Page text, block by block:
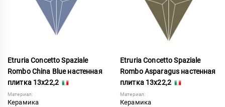
Etruria Concetto Spaziale
Rombo China Blue настенная
плитка 13x22,2
Материал:
Керамика
Etruria Concetto Spaziale
Rombo Asparagus настенная
плитка 13x22,2
Материал:
Керамика